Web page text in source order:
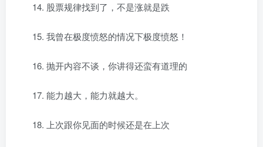
14. 股票规律找到了，不是涨就是跌
15. 我曾在极度愤怒的情况下极度愤怒！
16. 抛开内容不谈，你讲得还蛮有道理的
17. 能力越大，能力就越大。
18. 上次跟你见面的时候还是在上次